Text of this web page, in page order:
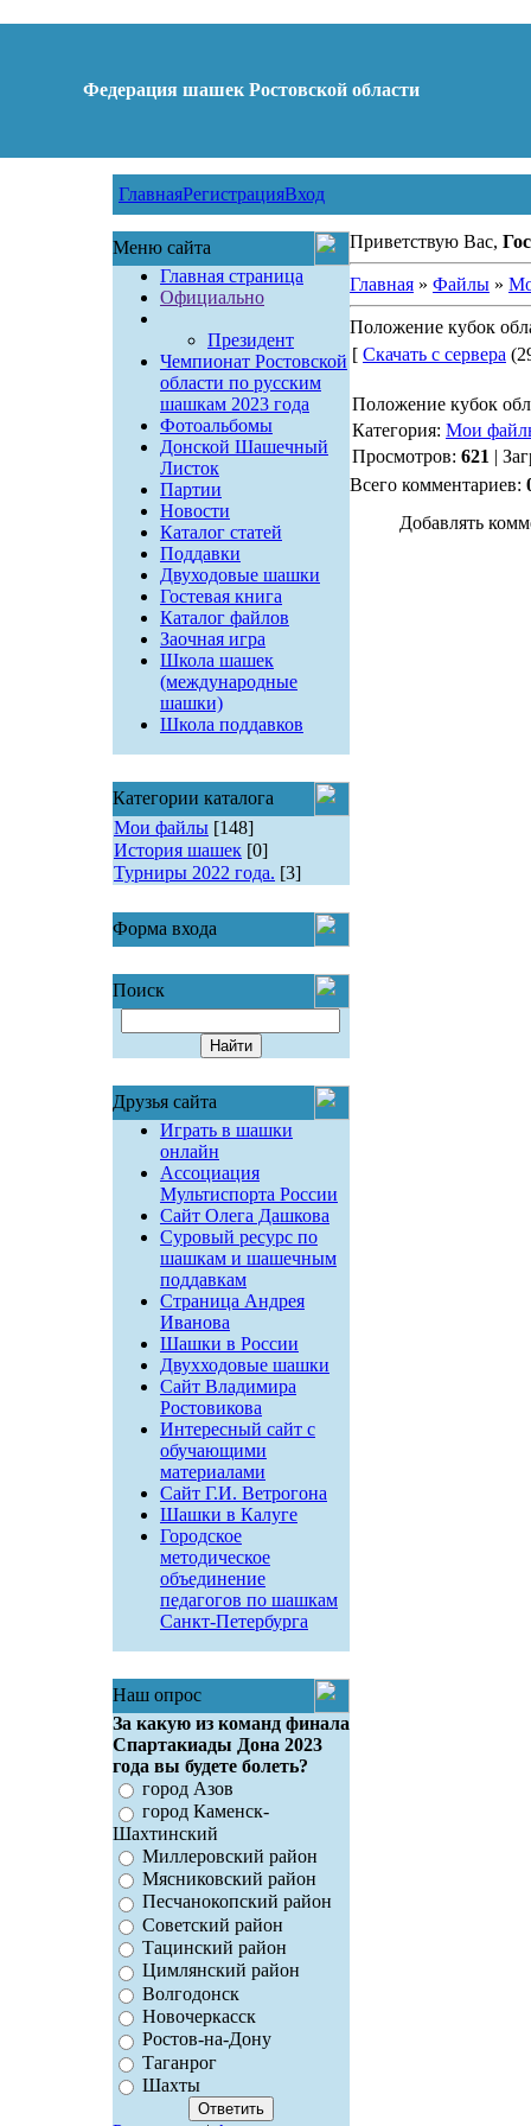
Федерация шашек Ростовской области
ГлавнаяРегистрацияВход
Меню сайта
Главная страница
Официально
Президент
Чемпионат Ростовской
области по русским
шашкам 2023 года
Фотоальбомы
Донской Шашечный
Листок
Партии
Новости
Каталог статей
Поддавки
Двуходовые шашки
Гостевая книга
Каталог файлов
Заочная игра
Школа шашек
(международные
шашки)
Школа поддавков
Категории каталога
Мои файлы [148]
История шашек [0]
Турниры 2022 года. [3]
Форма входа
Поиск
Друзья сайта
Играть в шашки
онлайн
Ассоциация
Мультиспорта России
Сайт Олега Дашкова
Суровый ресурс по
шашкам и шашечным
поддавкам
Страница Андрея
Иванова
Шашки в России
Двухходовые шашки
Сайт Владимира
Ростовикова
Интересный сайт с
обучающими
материалами
Сайт Г.И. Ветрогона
Шашки в Калуге
Городское
методическое
объединение
педагогов по шашкам
Санкт-Петербурга
Наш опрос
За какую из команд финала
Спартакиады Дона 2023
года вы будете болеть?
город Азов
город Каменск-
Шахтинский
Миллеровский район
Мясниковский район
Песчанокопский район
Советский район
Тацинский район
Цимлянский район
Волгодонск
Новочеркасск
Ростов-на-Дону
Таганрог
Шахты
Приветствую Вас,
Главная» Файлы»
Положение кубок
[ Скачать с сервера
Положение кубок
Категория: Мои
Просмотров: 621 |
Всего комментариев:
Добавлять